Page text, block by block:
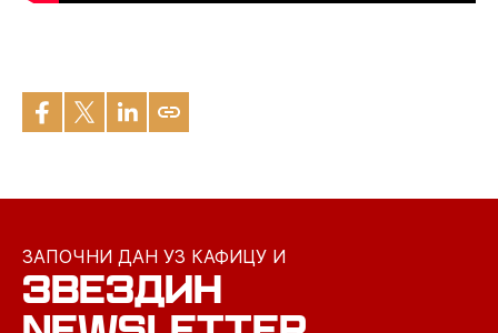
ЗАПОЧНИ ДАН УЗ КАФИЦУ И
ЗВЕЗДИН